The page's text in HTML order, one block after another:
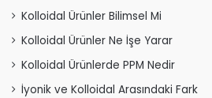
Kolloidal Ürünler Bilimsel Mi
Kolloidal Ürünler Ne İşe Yarar
Kolloidal Ürünlerde PPM Nedir
İyonik ve Kolloidal Arasındaki Fark